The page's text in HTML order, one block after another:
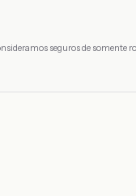
seguros de somente